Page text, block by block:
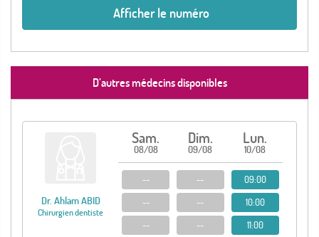
Afficher le numéro
D’autres médecins disponibles
Dr. Ahlam ABID
Chirurgien dentiste
Sam.
08/08
Dim.
09/08
Lun.
10/08
--
--
--
--
--
--
09:00
10:00
11:00